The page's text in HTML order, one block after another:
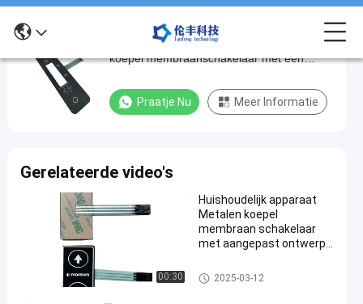
Op
maat
gemaakte
koepel
membraanschakelaar
contactpercentage
Op maat gemaakte PVC-materiaal metalen
koepel membraanschakelaar met een
mat oppervlak
Praatje Nu Meer Informatie
Gerelateerde video's
00:30
Huishoudelijk apparaat
Metalen koepel
membraan schakelaar
met aangepast ontwerp
temperatuurbereik
Het Membraanschakelaar van
de metaalkoepel
2025-03-12